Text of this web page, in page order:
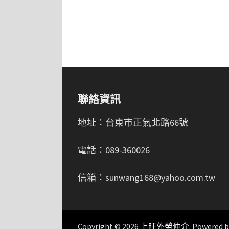
聯絡資訊
地址：台東市正氣北路66號
電話：089-360026
信箱：sunwang168@yahoo.com.tw
Copyright © 2026 上旺外勞仲介. Powered